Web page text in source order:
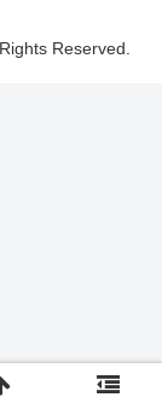
Reserved.